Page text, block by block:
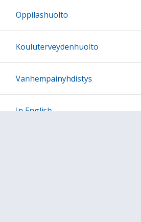
23:00
Oppilashuolto
Kouluterveydenhuolto
Vanhempainyhdistys
In English